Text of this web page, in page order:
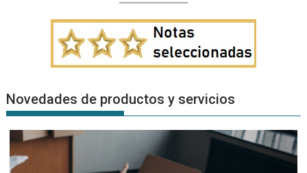
Novedades de productos y servicios